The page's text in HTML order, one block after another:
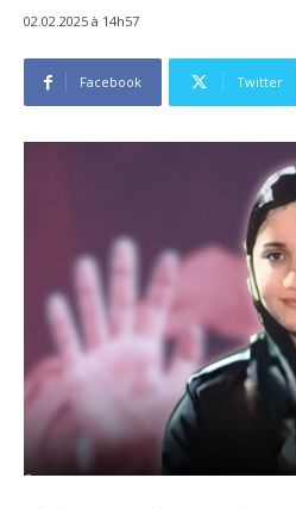
02.02.2025 à 14h57
Facebook Twitter